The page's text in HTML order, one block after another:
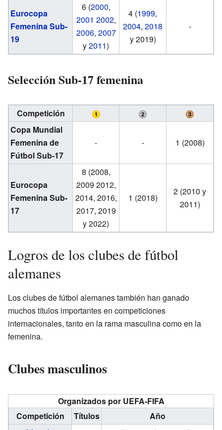
Eurocopa
Femenina Sub-
19
6 (2000,
2001 2002,
2006, 2007
y2011)
4 (1999,
2004, 2018
y 2019)
-
Selección Sub-17 femenina
Competición
Copa Mundial
Femenina de
Fútbol Sub-17
- - 1 (2008)
Eurocopa
Femenina Sub-
17
8 (2008,
2009 2012,
2014, 2016,
2017, 2019
y 2022)
1 (2018)
2 (2010 y
2011)
Logros de los clubes de fútbol
alemanes
Los clubes de fútbol alemanes también han ganado
muchos títulos importantes en competiciones
internacionales, tanto en la rama masculina como en la
femenina.
Clubes masculinos
Organizados por UEFA-FIFA
Competición
Títulos
Año